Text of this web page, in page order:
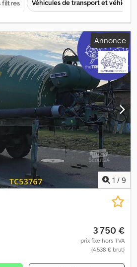
filtres Véhicules de transport et
Annonce
1 / 9
3 750 €
prix fixe hors TVA
(4 538 € brut)